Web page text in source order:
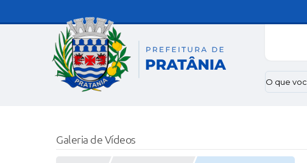
O que
Galeria de Vídeos